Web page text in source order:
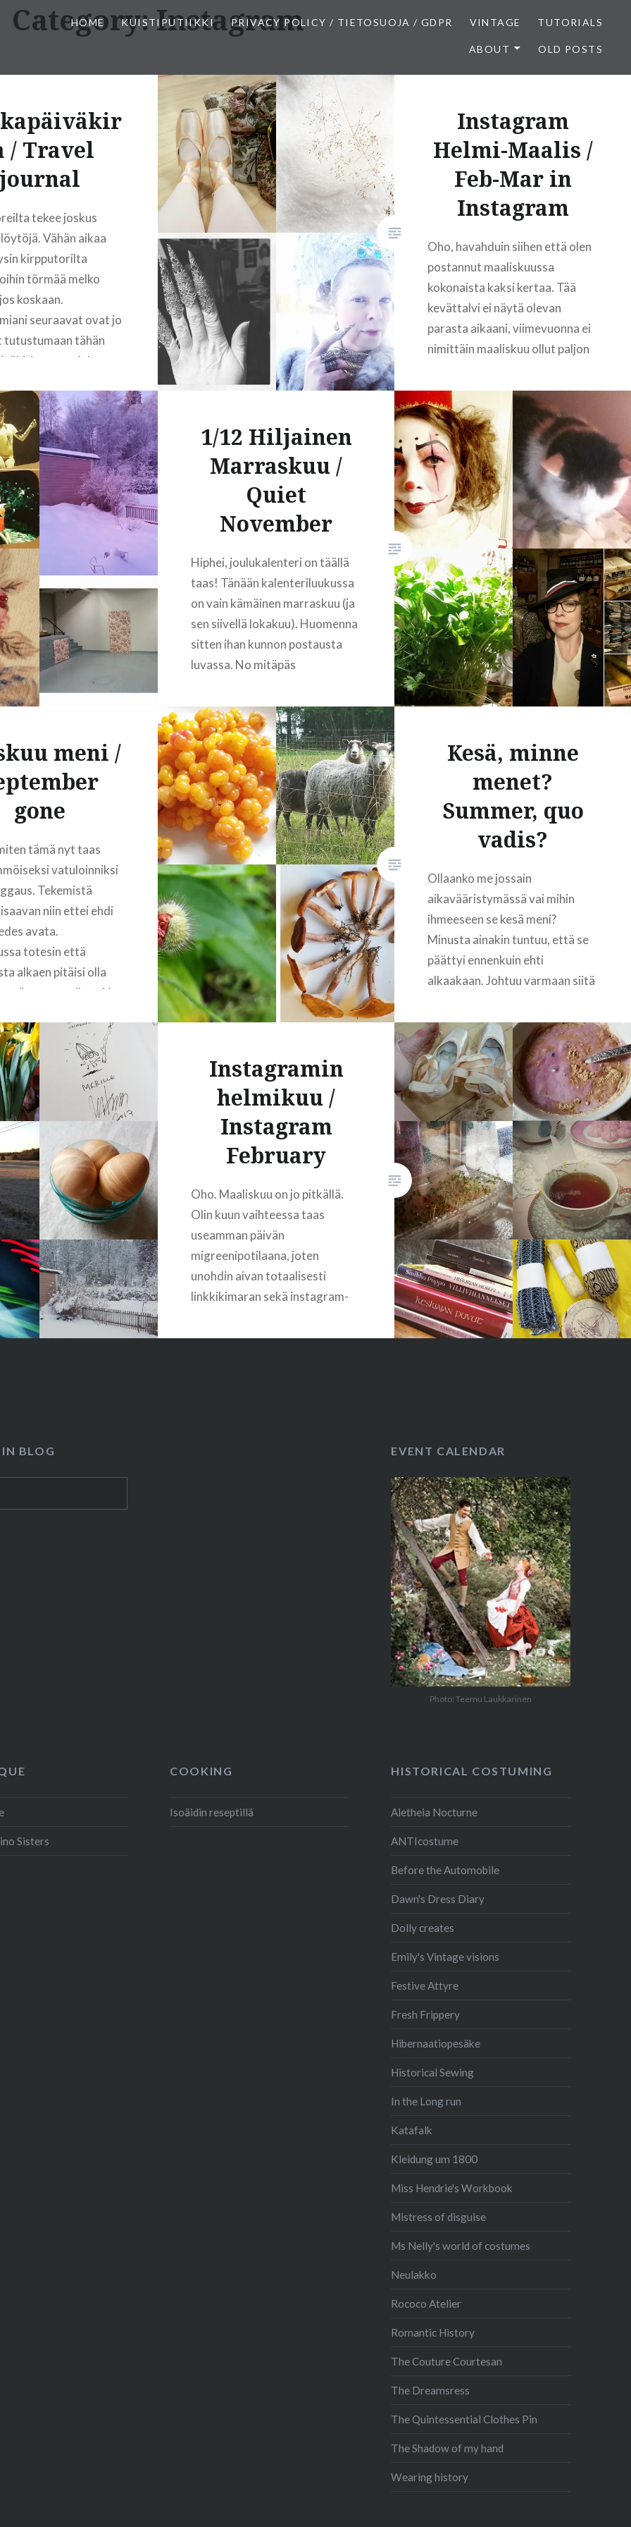
HOME KUISTIPUTIIKKI PRIVACY POLICY / TIETOSUOJA / GDPR VINTAGE TUTORIALS
ABOUT OLD POSTS
Category:Instagram
/ Travel
journal
tekee joskus
Vähän aikaa
kirpputorilta
törmää melko
koskaan.
seuraavat ovat jo
tutustumaan tähän
vuodelta
ennen kuin siihen
lähtöpäivämäärä,
postata
instagramiin
Tänään ollaan
matkapäivässä
tasan 56 vuotta
seuraamaan…
READ MORE
Instagram
Helmi-Maalis /
Feb-Mar in
Instagram
Oho, havahduin siihen että olen
postannut maaliskuussa
kokonaista kaksi kertaa. Tää
kevättalvi ei näytä olevan
parasta aikaani, viimevuonna ei
nimittäin maaliskuu ollut paljon
Kätevää kun voi blogista
tarkistaa että mitäs sitä onkaan
tullut tehtyä viimevuosina. No
entäs viime kuukausina?
Helmikuussa innostuin taas
uudelleen puuhaamaan Wreck
journalin kanssa, siitä kerron
ehkä joku…
READ MORE
1/12 Hiljainen
Marraskuu /
Quiet
November
Hiphei, joulukalenteri on täällä
taas! Tänään kalenteriluukussa
on vain kämäinen marraskuu (ja
sen siivellä lokakuu). Huomenna
sitten ihan kunnon postausta
luvassa. No mitäpäs
mitään. Kävin kahdesti
kuvausmallina ja
kansallispukunäytöksessä josta
jo luittekin. Loppuajasta sitten
vain töitä ja kotona armotonta
ompelua. Lopputuloksen
ompeluhommista näette ihan
viikon sisään. Itsestä tuntuu
etten ole tehnyt…
READ MORE
meni /
gone
tämä nyt taas
vatuloinniksi
Tekemistä
niin ettei ehdi
avata.
totesin että
alkaen pitäisi olla
vapaa-aikaa. No
kaikki ekstra-
sitten ainakin
asti. Ei sinänsä
mutta ylimääräiseen
ei hirveästi ole…
READ MORE
Kesä, minne
menet?
Summer, quo
vadis?
Ollaanko me jossain
aikavääristymässä vai mihin
ihmeeseen se kesä meni?
Minusta ainakin tuntuu, että se
päättyi ennenkuin ehti
alkaakaan. Johtuu varmaan siitä
osan ajasta töissä, sisätiloissa.
Isäntä väittää, että hänen
mielestään kesä on ollut oikein
lämmin ja aurinkoinen. Minun
mielestäni se taas on ollut
hirveästi myöhässä ja todella
viileä. Hellemekkoja ei…
READ MORE
Instagramin
helmikuu /
Instagram
February
Oho. Maaliskuu on jo pitkällä.
Olin kuun vaihteessa taas
useamman päivän
migreenipotilaana, joten
unohdin aivan totaalisesti
linkkikimaran sekä instagram-
instagramilla ja sen jälkeen
IN BLOG EVENT CALENDAR
Photo: Teemu Laukkarinen
Sisters
COOKING
Isoäidin reseptillä
HISTORICAL COSTUMING
Aletheia Nocturne
ANTIcostume
Before the Automobile
Dawn's Dress Diary
Dolly creates
Emily's Vintage visions
Festive Attyre
Fresh Frippery
Hibernaatiopesäke
Historical Sewing
In the Long run
Katafalk
Kleidung um 1800
Miss Hendrie's Workbook
Mistress of disguise
Ms Nelly's world of costumes
Neulakko
Rococo Atelier
Romantic History
The Couture Courtesan
The Dreamsress
The Quintessential Clothes Pin
The Shadow of my hand
Wearing history